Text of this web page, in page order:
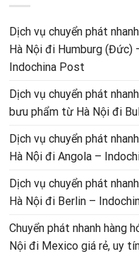
Dịch vụ chuyển phát
Hà Nội đi Humburg (Đức)
Indochina Post
Dịch vụ chuyển phát
bưu phẩm từ Hà Nội đi
Dịch vụ chuyển phát
Hà Nội đi Angola –
Dịch vụ chuyển phát
Hà Nội đi Berlin –
Chuyển phát nhanh hàng
Nội đi Mexico giá rẻ, uy